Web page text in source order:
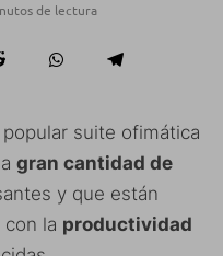
de lectura
suite ofimática
gran cantidad de
y que están
la productividad